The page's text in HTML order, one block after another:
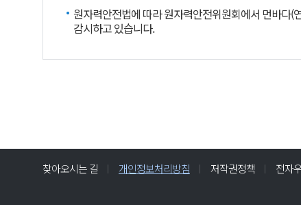
원자력안전법에 따라 원자력안전위원회에서 먼바다
감시하고 있습니다.
찾아오시는 길 개인정보처리방침 저작권정책 전자